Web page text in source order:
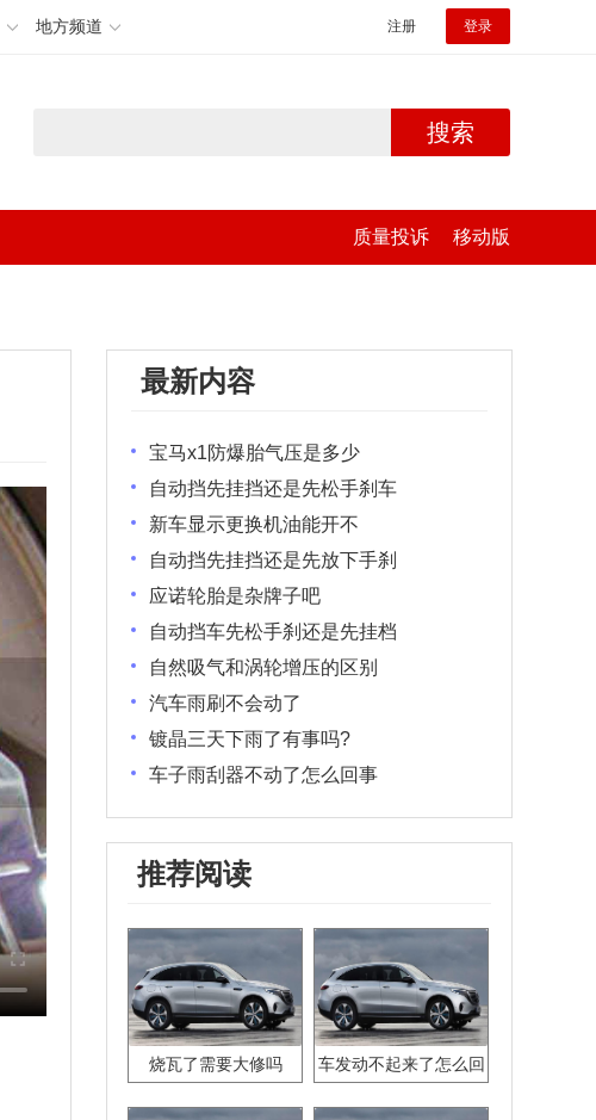
地方频道 注册 登录
搜索
质量投诉 移动版
最新内容
宝马x1防爆胎气压是多少
自动挡先挂挡还是先松手刹车
新车显示更换机油能开不
自动挡先挂挡还是先放下手刹
应诺轮胎是杂牌子吧
自动挡车先松手刹还是先挂档
自然吸气和涡轮增压的区别
汽车雨刷不会动了
镀晶三天下雨了有事吗?
车子雨刮器不动了怎么回事
推荐阅读
烧瓦了需要大修吗
车发动不起来了怎么回